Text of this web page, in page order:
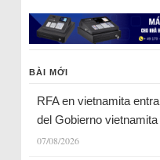
BÀI MỚI
RFA en vietnamita
del Gobierno vietnamita
07/08/2026